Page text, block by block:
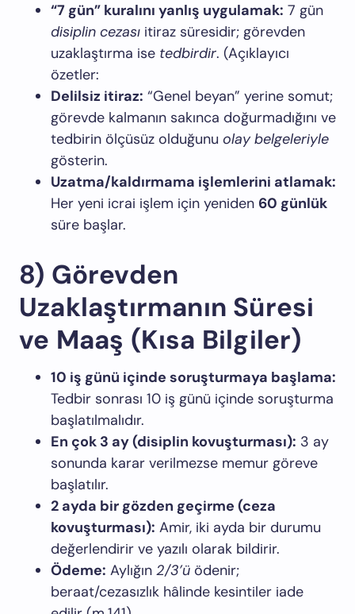
“7 gün” kuralını yanlış uygulamak: 7 gün
disiplin cezası itiraz süresidir; görevden
uzaklaştırma ise tedbirdir. (Açıklayıcı
özetler:
Delilsiz itiraz: “Genel beyan” yerine somut;
görevde kalmanın sakınca doğurmadığını ve
tedbirin ölçüsüz olduğunu olay belgeleriyle
gösterin.
Uzatma/kaldırmama işlemlerini atlamak:
Her yeni icrai işlem için yeniden 60 günlük
süre başlar.
8) Görevden
Uzaklaştırmanın Süresi
ve Maaş (Kısa Bilgiler)
10 iş günü içinde soruşturmaya başlama:
Tedbir sonrası 10 iş günü içinde soruşturma
başlatılmalıdır.
En çok 3 ay (disiplin kovuşturması): 3 ay
sonunda karar verilmezse memur göreve
başlatılır.
2 ayda bir gözden geçirme (ceza
kovuşturması): Amir, iki ayda bir durumu
değerlendirir ve yazılı olarak bildirir.
Ödeme: Aylığın 2/3’ü ödenir;
beraat/cezasızlık hâlinde kesintiler iade